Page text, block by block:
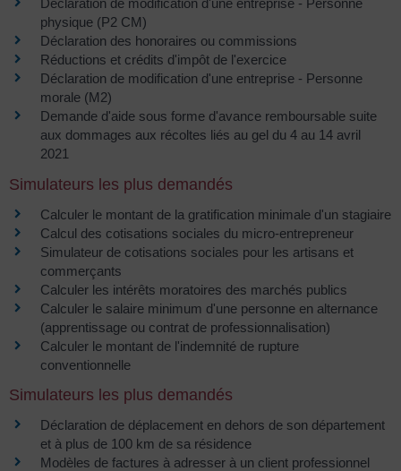
Déclaration de modification d'une entreprise - Personne
physique (P2 CM)
Déclaration des honoraires ou commissions
Réductions et crédits d'impôt de l'exercice
Déclaration de modification d'une entreprise - Personne
morale (M2)
Demande d'aide sous forme d'avance remboursable suite
aux dommages aux récoltes liés au gel du 4 au 14 avril
2021
Simulateurs les plus demandés
Calculer le montant de la gratification minimale d'un stagiaire
Calcul des cotisations sociales du micro-entrepreneur
Simulateur de cotisations sociales pour les artisans et
commerçants
Calculer les intérêts moratoires des marchés publics
Calculer le salaire minimum d'une personne en alternance
(apprentissage ou contrat de professionnalisation)
Calculer le montant de l'indemnité de rupture
conventionnelle
Simulateurs les plus demandés
Déclaration de déplacement en dehors de son département
et à plus de 100 km de sa résidence
Modèles de factures à adresser à un client professionnel